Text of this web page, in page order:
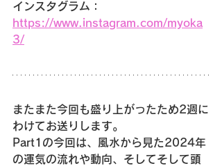
インスタグラム：
https://www.instagram.com/myoka
3/
またまた今回も盛り上がったため2週に
わけてお送りします。
Part1の今回は、風水から見た2024年
の運気の流れや動向、そしてそして頭